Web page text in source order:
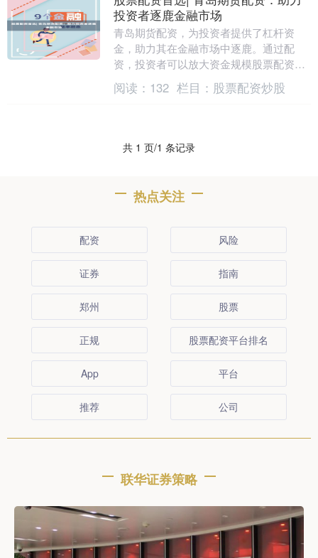
投资者逐鹿金融市场
青岛期货配资，为投资者提供了杠杆资
金，助力其在金融市场中逐鹿。通过配
资，投资者可以放大资金规模股票配资首
选|，提高交易效率，把握更多投资机会。
此外，期货配资平....
阅读： 132 栏目： 股票配资炒股
共 1 页/1 条记录
热点关注
配资 风险
证券 指南
郑州 股票
正规 股票配资平台排名
App 平台
推荐 公司
联华证券策略